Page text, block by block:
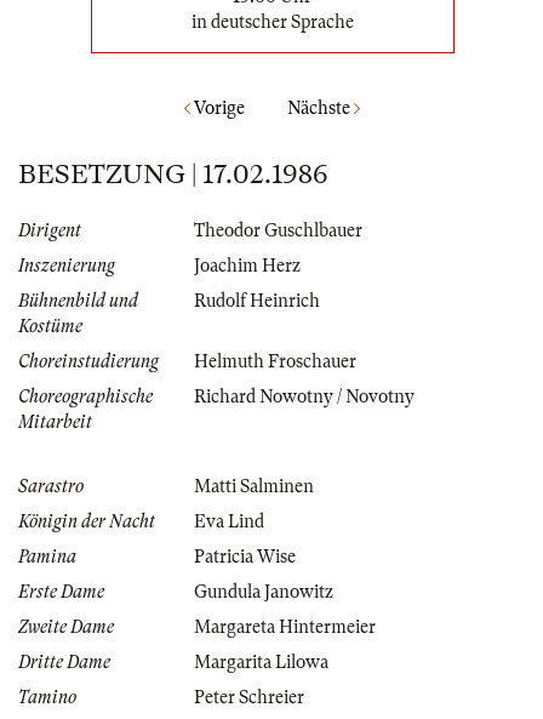
in deutscher Sprache
Vorige Nächste
BESETZUNG | 17.02.1986
Dirigent
Theodor Guschlbauer
Inszenierung
Joachim Herz
Bühnenbild und
Kostüme
Rudolf Heinrich
Choreinstudierung
Helmuth Froschauer
Choreographische
Mitarbeit
Richard Nowotny / Novotny
Sarastro
Matti Salminen
Königin der Nacht
Eva Lind
Pamina
Patricia Wise
Erste Dame
Gundula Janowitz
Zweite Dame
Margareta Hintermeier
Dritte Dame
Margarita Lilowa
Tamino
Peter Schreier